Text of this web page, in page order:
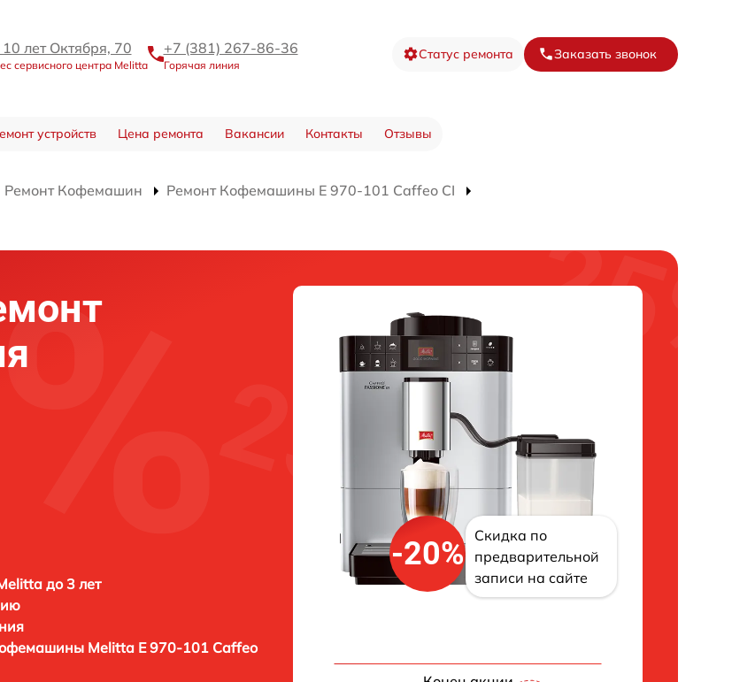
10 лет Октября, 70
сервисного центра Melitta
+7 (381) 267-86-36
Горячая линия
Статус ремонта Заказать звонок
устройств Цена ремонта Вакансии Контакты Отзывы
Ремонт Кофемашин
Ремонт Кофемашины Е 970-101 Caffeo CI
до 3 лет
Melitta Е 970-101 Caffeo
-20%
Скидка по
предварительной
записи на сайте